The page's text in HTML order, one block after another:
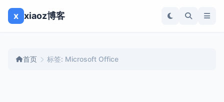
x xiaoz博客
首页 标签: Microsoft Office